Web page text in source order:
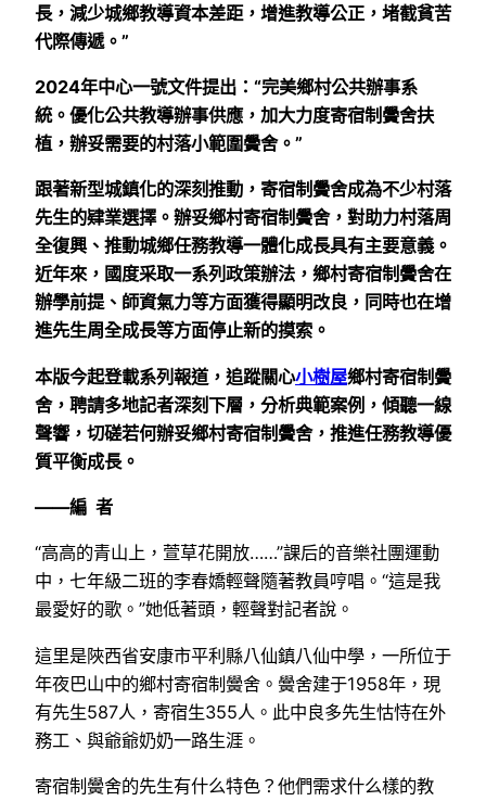
長，減少城鄉教導資本差距，增進教導公正，堵截貧苦
代際傳遞。”
2024年中心一號文件提出：“完美鄉村公共辦事系
統。優化公共教導辦事供應，加大力度寄宿制黌舍扶
植，辦妥需要的村落小範圍黌舍。”
跟著新型城鎮化的深刻推動，寄宿制黌舍成為不少村落
先生的肄業選擇。辦妥鄉村寄宿制黌舍，對助力村落周
全復興、推動城鄉任務教導一體化成長具有主要意義。
近年來，國度采取一系列政策辦法，鄉村寄宿制黌舍在
辦學前提、師資氣力等方面獲得顯明改良，同時也在增
進先生周全成長等方面停止新的摸索。
本版今起登載系列報道，追蹤關心小樹屋鄉村寄宿制黌
舍，聘請多地記者深刻下層，分析典範案例，傾聽一線
聲響，切磋若何辦妥鄉村寄宿制黌舍，推進任務教導優
質平衡成長。
——編 者
“高高的青山上，萱草花開放……”課后的音樂社團運動
中，七年級二班的李春嬌輕聲隨著教員哼唱。“這是我
最愛好的歌。”她低著頭，輕聲對記者說。
這里是陜西省安康市平利縣八仙鎮八仙中學，一所位于
年夜巴山中的鄉村寄宿制黌舍。黌舍建于1958年，現
有先生587人，寄宿生355人。此中良多先生怙恃在外
務工、與爺爺奶奶一路生涯。
寄宿制黌舍的先生有什么特色？他們需求什么樣的教